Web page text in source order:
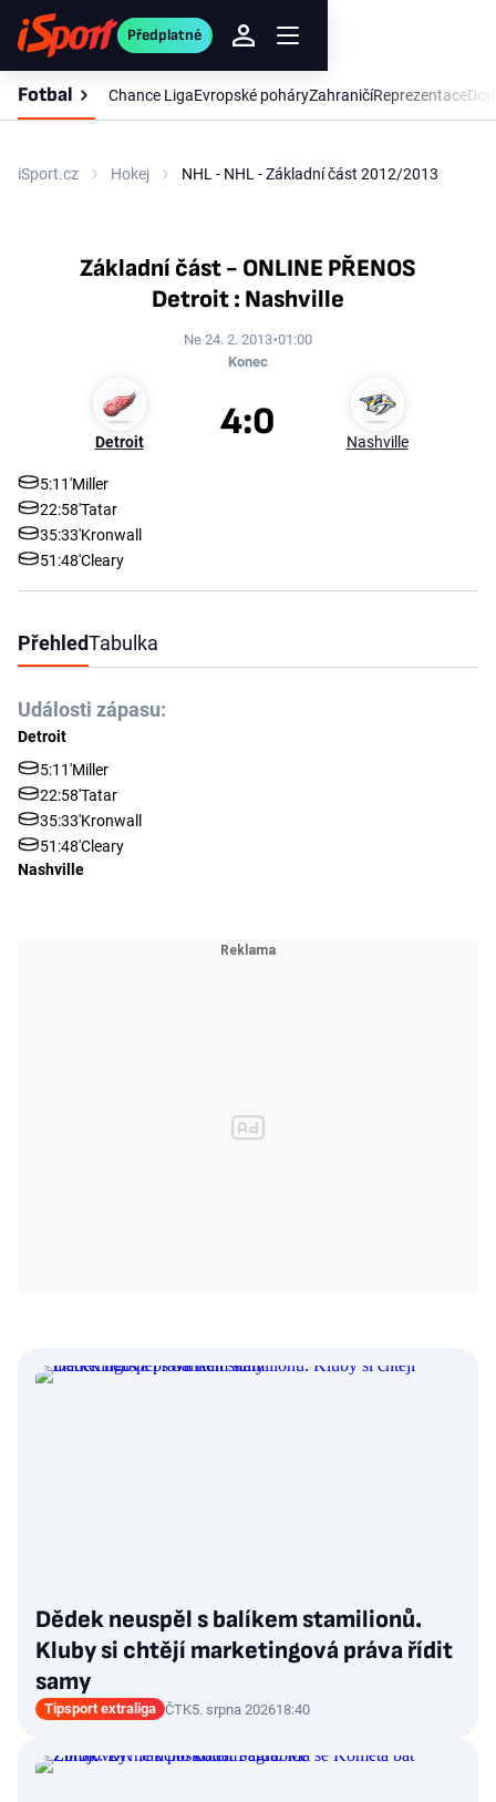
Předplatné
Fotbal Chance LigaEvropské poháryZahraničíReprezentace
iSport.cz Hokej NHL - NHL - Základní část 2012/2013
Základní část - ONLINE PŘENOS
Detroit : Nashville
Ne 24. 2. 2013 01:00
Konec
Detroit Nashville
4:0
5:11'Miller
22:58'Tatar
35:33'Kronwall
51:48'Cleary
PřehledTabulka
Události zápasu:
Detroit
5:11'Miller
22:58'Tatar
35:33'Kronwall
51:48'Cleary
Nashville
Dědek neuspěl s balíkem stamilionů.
Kluby si chtějí marketingová práva řídit
samy
Tipsport extraliga ČTK5. srpna 202618:40